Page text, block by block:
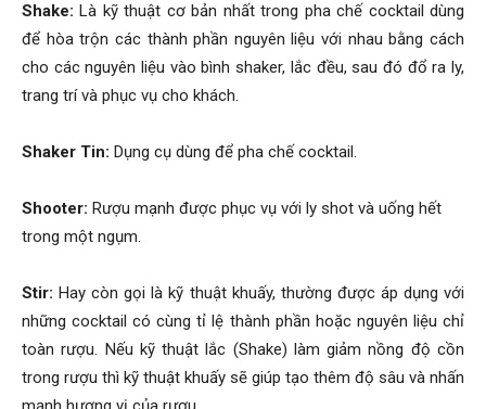
Shake:Là kỹ thuật cơ bản nhất trong pha chế cocktail dùng
để hòa trộn các thành phần nguyên liệu với nhau bằng cách
cho các nguyên liệu vào bình shaker, lắc đều, sau đó đổ ra ly,
trang trí và phục vụ cho khách.
Shaker Tin: Dụng cụ dùng để pha chế cocktail.
Shooter: Rượu mạnh được phục vụ với ly shot và uống hết
trong một ngụm.
Stir:Hay còn gọi là kỹ thuật khuấy, thường được áp dụng với
những cocktail có cùng tỉ lệ thành phần hoặc nguyên liệu chỉ
toàn rượu. Nếu kỹ thuật lắc (Shake) làm giảm nồng độ cồn
trong rượu thì kỹ thuật khuấy sẽ giúp tạo thêm độ sâu và nhấn